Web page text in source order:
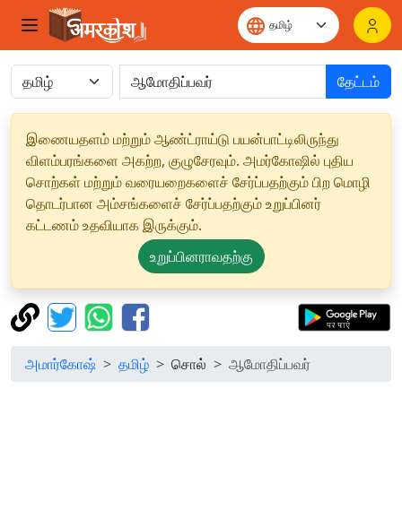
தேட்டம்
இணையதளம் மற்றும் ஆண்ட்ராய்டு பயன்பாட்டிலிருந்து
விளம்பரங்களை அகற்ற, குழுசேரவும். அமர்கோஷில் புதிய
சொற்கள் மற்றும் வரையறைகளைச் சேர்ப்பதற்கும் பிற மொழி
தொடர்பான அம்சங்களைச் சேர்ப்பதற்கும் உறுப்பினர்
கட்டணம் உதவியாக இருக்கும்.
உறுப்பினராவதற்கு
அமார்கோஷ் தமிழ் சொல் ஆமோதிப்பவர்